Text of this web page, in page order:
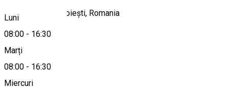
Luni
08:00 - 16:30
Marți
08:00 - 16:30
Miercuri
Piața Eroilor 1, Ploiești, Romania
Hartă